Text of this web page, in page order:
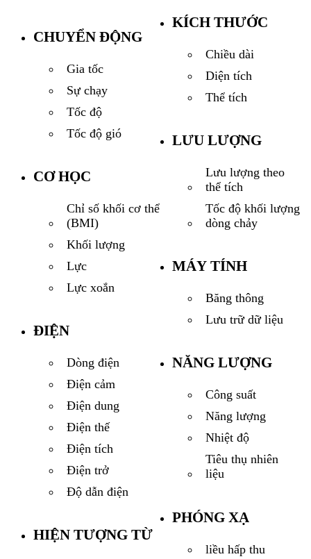
CHUYỂN ĐỘNG
Gia tốc
Sự chạy
Tốc độ
Tốc độ gió
CƠ HỌC
Chỉ số khối cơ thể
(BMI)
Khối lượng
Lực
Lực xoắn
ĐIỆN
Dòng điện
Điện cảm
Điện dung
Điện thế
Điện tích
Điện trở
Độ dẫn điện
HIỆN TƯỢNG TỪ
KÍCH THƯỚC
Chiều dài
Diện tích
Thể tích
LƯU LƯỢNG
Lưu lượng theo
thể tích
Tốc độ khối lượng
dòng chảy
MÁY TÍNH
Băng thông
Lưu trữ dữ liệu
NĂNG LƯỢNG
Công suất
Năng lượng
Nhiệt độ
Tiêu thụ nhiên
liệu
PHÓNG XẠ
liều hấp thu